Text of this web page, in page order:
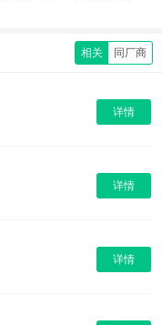
相关 同厂商
详情
详情
详情